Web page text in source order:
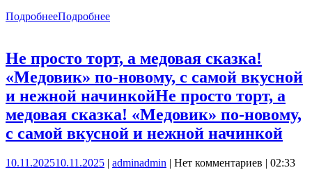
ПодробнееПодробнее
Не просто торт, а медовая сказка!
«Медовик» по-новому, с самой вкусной
и нежной начинкойНе просто торт, а
медовая сказка! «Медовик» по-новому,
с самой вкусной и нежной начинкой
10.11.202510.11.2025 | adminadmin | Нет комментариев | 02:33